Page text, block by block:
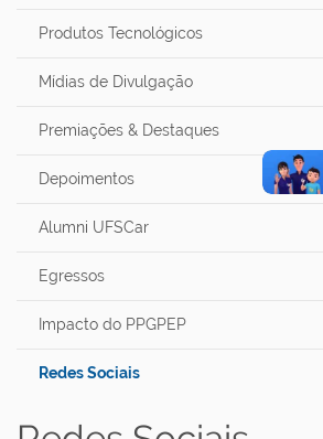
Produtos Tecnológicos
Mídias de Divulgação
Premiações & Destaques
Depoimentos
Alumni UFSCar
Egressos
Impacto do PPGPEP
Redes Sociais